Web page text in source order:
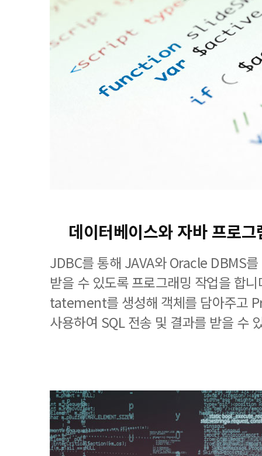
데이터베이스와 자바 프로그
JDBC를 통해 JAVA와 Oracle DBMS
받을 수 있도록 프로그래밍 작업을 합
tatement를 생성해 객체를 담아주고
사용하여 SQL 전송 및 결과를 받을 수